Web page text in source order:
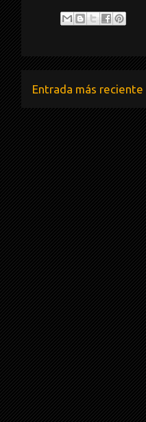
Entrada más reciente